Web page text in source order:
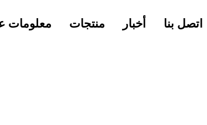
معلومات منتجات أخبار اتصل بنا